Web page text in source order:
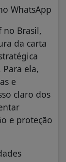
WhatsApp
no Brasil,
da carta
ela,
e
claro dos
e proteção